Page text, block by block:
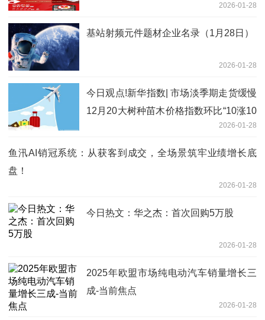
2026-01-28
基站射频元件题材企业名录（1月28日）
2026-01-28
今日观点!新华指数| 市场淡季期走货缓慢
12月20大树种苗木价格指数环比“10涨10
2026-01-28
鱼汛AI销冠系统：从获客到成交，全场景筑牢业绩增长底
盘！
2026-01-28
今日热文：华之杰：首次回购5万股
2026-01-28
2025年欧盟市场纯电动汽车销量增长三
成-当前焦点
2026-01-28